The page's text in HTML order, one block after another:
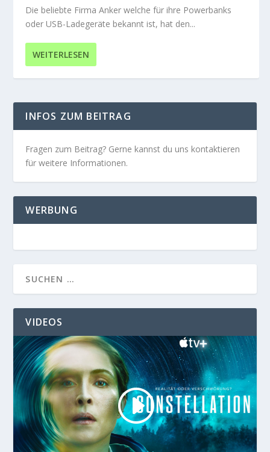
Die beliebte Firma Anker welche für ihre Powerbanks
oder USB-Ladegeräte bekannt ist, hat den...
WEITERLESEN
INFOS ZUM BEITRAG
Fragen zum Beitrag? Gerne kannst du uns kontaktieren
für weitere Informationen.
WERBUNG
VIDEOS